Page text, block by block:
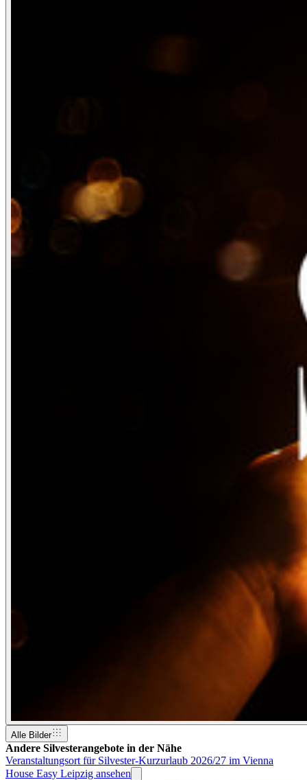
Alle Bilder
Andere Silvesterangebote in der Nähe
Veranstaltungsort für Silvester-Kurzurlaub 2026/27 im Vienna
House Easy Leipzig ansehen